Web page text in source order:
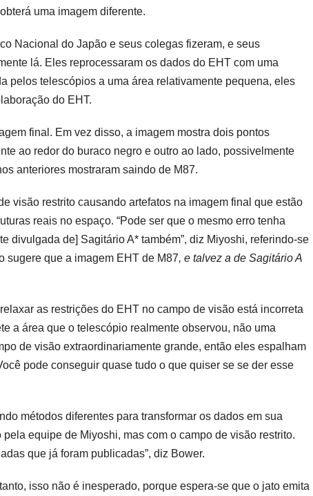
uma imagem diferente.
Nacional do Japão e seus colegas fizeram, e seus
lá. Eles reprocessaram os dados do EHT com uma
pelos telescópios a uma área relativamente pequena, eles
do EHT.
final. Em vez disso, a imagem mostra dois pontos
ao redor do buraco negro e outro ao lado, possivelmente
anteriores mostraram saindo de M87.
visão restrito causando artefatos na imagem final que estão
reais no espaço. “Pode ser que o mesmo erro tenha
divulgada de] Sagitário A* também”, diz Miyoshi, referindo-se
sugere que a imagem EHT de M87, e talvez a de Sagitário A
as restrições do EHT no campo de visão está incorreta
a área que o telescópio realmente observou, não uma
de visão extraordinariamente grande, então eles espalham
pode conseguir quase tudo o que quiser se se der esse
métodos diferentes para transformar os dados em sua
equipe de Miyoshi, mas com o campo de visão restrito.
que já foram publicadas”, diz Bower.
isso não é inesperado, porque espera-se que o jato emita